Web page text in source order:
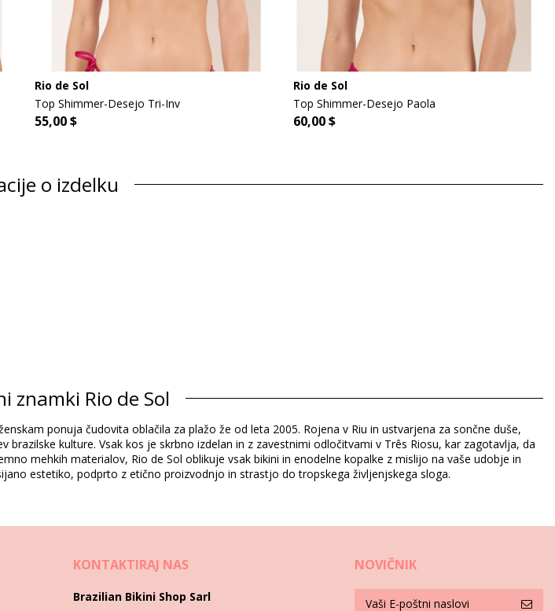
Rio de Sol
Top Shimmer-Desejo Tri-Inv
55,00 $
Rio de Sol
Top Shimmer-Desejo Paola
60,00 $
o izdelku
o izdelku
(7899810459954)
znamki Rio de Sol
ponuja čudovita oblačila za plažo že od leta 2005. Rojena v Riu in ustvarjena za sončne duše,
kulture. Vsak kos je skrbno izdelan in z zavestnimi odločitvami v Três Riosu, kar zagotavlja, da
mehkih materialov, Rio de Sol oblikuje vsak bikini in enodelne kopalke z mislijo na vaše udobje in
estetiko, podprto z etično proizvodnjo in strastjo do tropskega življenjskega sloga.
KONTAKTIRAJ NAS
Brazilian Bikini Shop Sarl
NOVIČNIK